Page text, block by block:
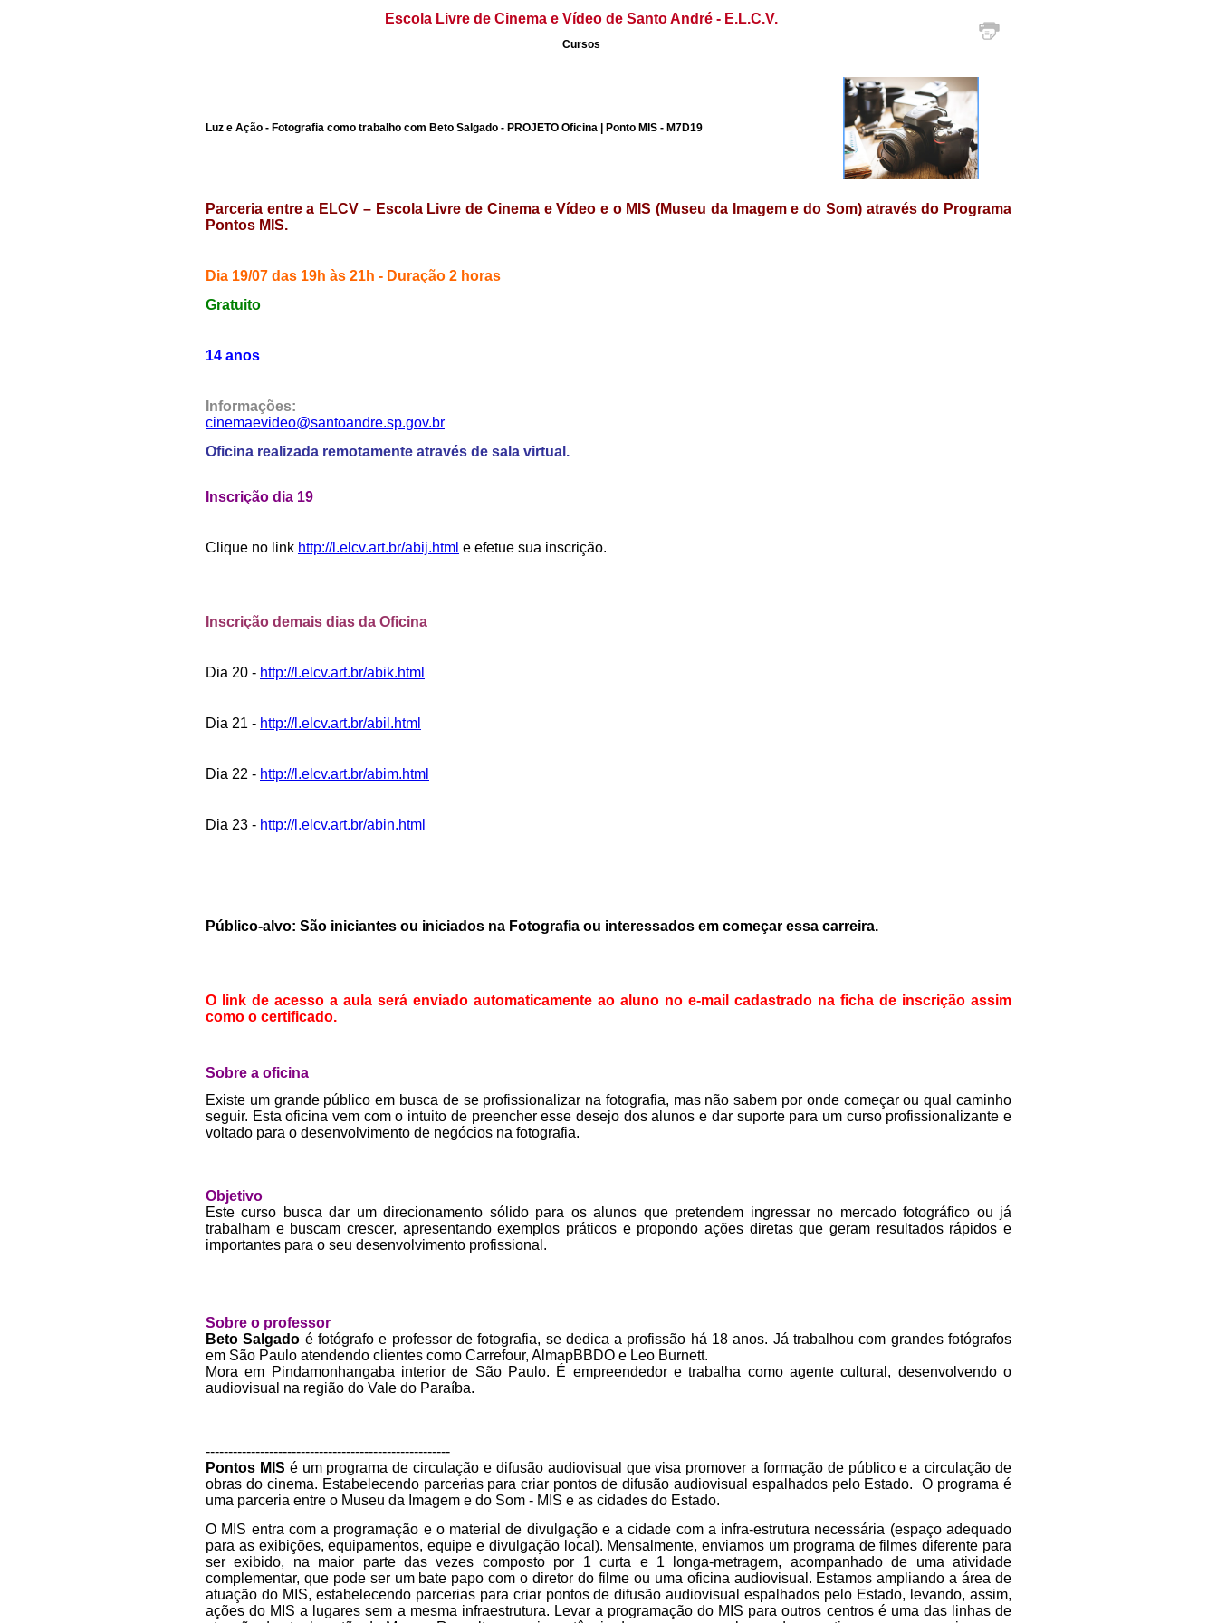
Escola Livre de Cinema e Vídeo de Santo André - E.L.C.V.
Cursos
Luz e Ação - Fotografia como trabalho com Beto Salgado - PROJETO Oficina | Ponto MIS - M7D19
Parceria entre a ELCV – Escola Livre de Cinema e Vídeo e o MIS (Museu da Imagem e do Som) através do Programa
Pontos MIS.
Dia 19/07 das 19h às 21h - Duração 2 horas
Gratuito
14 anos
Informações:
cinemaevideo@santoandre.sp.gov.br
Oficina realizada remotamente através de sala virtual.
Inscrição dia 19
Clique no link http://l.elcv.art.br/abij.html e efetue sua inscrição.
Inscrição demais dias da Oficina
Dia 20 - http://l.elcv.art.br/abik.html
Dia 21 - http://l.elcv.art.br/abil.html
Dia 22 - http://l.elcv.art.br/abim.html
Dia 23 - http://l.elcv.art.br/abin.html
Público-alvo: São iniciantes ou iniciados na Fotografia ou interessados em começar essa carreira.
O link de acesso a aula será enviado automaticamente ao aluno no e-mail cadastrado na ficha de inscrição assim
como o certificado.
Sobre a oficina
Existe um grande público em busca de se profissionalizar na fotografia, mas não sabem por onde começar ou qual caminho
seguir. Esta oficina vem com o intuito de preencher esse desejo dos alunos e dar suporte para um curso profissionalizante e
voltado para o desenvolvimento de negócios na fotografia.
Objetivo
Este curso busca dar um direcionamento sólido para os alunos que pretendem ingressar no mercado fotográfico ou já
trabalham e buscam crescer, apresentando exemplos práticos e propondo ações diretas que geram resultados rápidos e
importantes para o seu desenvolvimento profissional.
Sobre o professor
Beto Salgado é fotógrafo e professor de fotografia, se dedica a profissão há 18 anos. Já trabalhou com grandes fotógrafos
em São Paulo atendendo clientes como Carrefour, AlmapBBDO e Leo Burnett.
Mora em Pindamonhangaba interior de São Paulo. É empreendedor e trabalha como agente cultural, desenvolvendo o
audiovisual na região do Vale do Paraíba.
------------------------------------------------------
Pontos MIS é um programa de circulação e difusão audiovisual que visa promover a formação de público e a circulação de
obras do cinema. Estabelecendo parcerias para criar pontos de difusão audiovisual espalhados pelo Estado. O programa é
uma parceria entre o Museu da Imagem e do Som - MIS e as cidades do Estado.
O MIS entra com a programação e o material de divulgação e a cidade com a infra-estrutura necessária (espaço adequado
para as exibições, equipamentos, equipe e divulgação local). Mensalmente, enviamos um programa de filmes diferente para
ser exibido, na maior parte das vezes composto por 1 curta e 1 longa-metragem, acompanhado de uma atividade
complementar, que pode ser um bate papo com o diretor do filme ou uma oficina audiovisual. Estamos ampliando a área de
atuação do MIS, estabelecendo parcerias para criar pontos de difusão audiovisual espalhados pelo Estado, levando, assim,
ações do MIS a lugares sem a mesma infraestrutura. Levar a programação do MIS para outros centros é uma das linhas de